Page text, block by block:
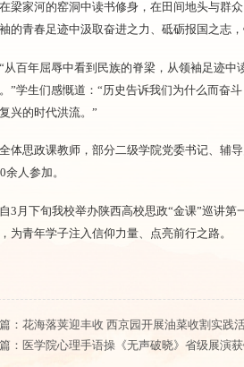
梁家河的窑洞中读书修身，在田间地头与群
的青春足迹中汲取奋进之力、砥砺报国之志
从百年屈辱中看到民族的脊梁，从领袖足迹中
”学生们感慨道：“历史告诉我们为什么而奋
兴的时代洪流。”
体思政课教师，部分二级学院党委书记、辅
余人参加。
3月下旬我校举办陕西高校思政“金课”巡讲
为青年学子注入信仰力量、点亮前行之路。
：花海落荚迎丰收 西京园开展油菜收割实践
： 医学院心理手语操《无声破晓》省级展演